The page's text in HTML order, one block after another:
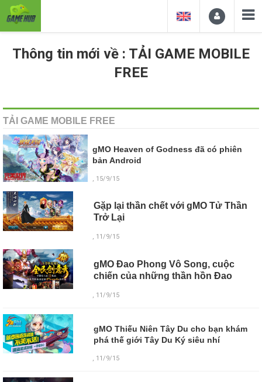
Thông tin mới về : TẢI GAME MOBILE
FREE
TẢI GAME MOBILE FREE
gMO Heaven of Godness đã có phiên
bản Android
, 15/9/15
Gặp lại thần chết với gMO Tử Thần
Trở Lại
, 11/9/15
gMO Đao Phong Vô Song, cuộc
chiến của những thần hồn Đao
, 11/9/15
gMO Thiếu Niên Tây Du cho bạn khám
phá thế giới Tây Du Ký siêu nhí
, 11/9/15